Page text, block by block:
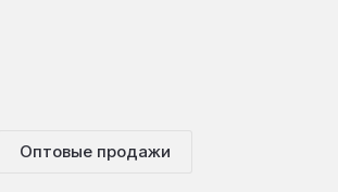
Оптовые продажи